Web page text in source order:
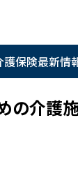
護保険最新情
の介護